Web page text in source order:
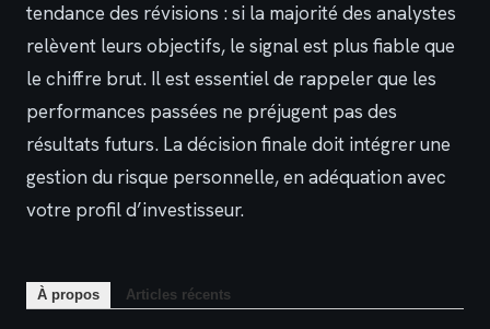
tendance des révisions : si la majorité des analystes
relèvent leurs objectifs, le signal est plus fiable que
le chiffre brut. Il est essentiel de rappeler que les
performances passées ne préjugent pas des
résultats futurs. La décision finale doit intégrer une
gestion du risque personnelle, en adéquation avec
votre profil d’investisseur.
À propos Articles récents